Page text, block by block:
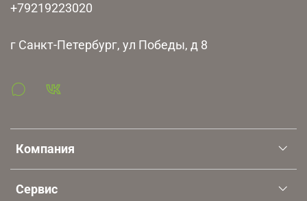
Компания
Сервис
+79219223020
г Санкт-Петербург, ул Победы, д 8